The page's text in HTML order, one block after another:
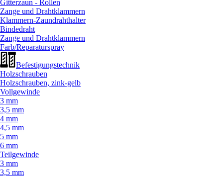
Gitterzaun - Rollen
Zange und Drahtklammern
Klammern-Zaundrahthalter
Bindedraht
Zange und Drahtklammern
Farb/Reparaturspray
Befestigungstechnik
Holzschrauben
Holzschrauben, zink-gelb
Vollgewinde
3 mm
3,5 mm
4 mm
4,5 mm
5 mm
6 mm
Teilgewinde
3 mm
3,5 mm